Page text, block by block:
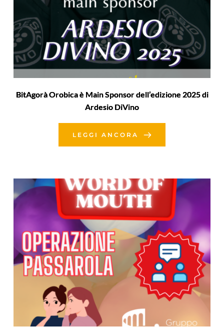
BitAgorà Orobica è Main Sponsor dell’edizione 2025 di
Ardesio DiVino
LEGGI ANCORA